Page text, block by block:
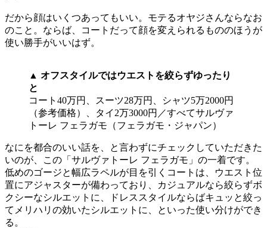
だから顔はいくつあってもいい。モテるオヤジさんならなお
のこと。ならば、コートだって顔を変えられるもののほうが
使い勝手がいいはず。
▲ オフスタイルではウエストを絞らずゆったり
と
コート40万円、スーツ28万円、シャツ5万2000円
（参考価格）、タイ2万3000円／すべてサルヴァ
トーレ フェラガモ（フェラガモ・ジャパン）
なにを都合のいい話を、と言わずにチェックしていただきた
いのが、この「サルヴァトーレ フェラガモ」の一着です。
低めのゴージと幅広ラペルが目を引くコートは、ウエスト位
置にアジャスターが備わっており、カジュアルなら絞らずボ
クシーなシルエットに、ドレススタイルならばキュッと絞っ
てメリハリの効いたシルエットに、といった使い分けができ
る。